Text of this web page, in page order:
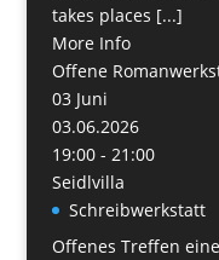
takes places [...]
More Info
Offene
03 Juni
03.06.2026
19:00 - 21:00
Seidlvilla
Schreibwerkstatt
Offenes Treffen